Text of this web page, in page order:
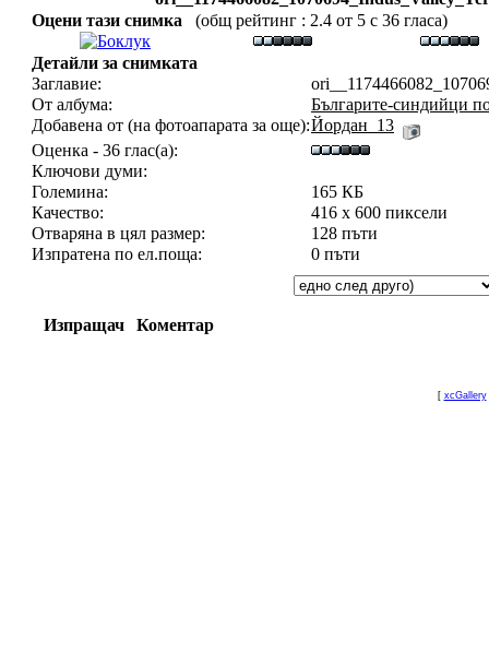
Оцени тази снимка
(общ рейтинг : 2.4 от 5 с 36 гласа)
Детайли за снимката
Заглавие:
От албума:
Българите-синдийци
Добавена от (на фотоапарата за още):Йордан_13
Оценка - 36 глас(а):
Ключови думи:
Големина:
165 КБ
Качество:
416 x 600 пиксели
Отваряна в цял размер:
128 пъти
Изпратена по ел.поща:
0 пъти
Изпращач Коментар
[ xcGallery